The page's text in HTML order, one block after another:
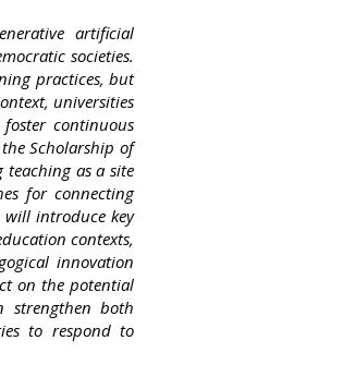
artificial
societies.
practices, but
universities
continuous
Scholarship of
teaching as a site
for connecting
will introduce key
contexts,
innovation
on the potential
strengthen both
to respond to